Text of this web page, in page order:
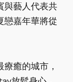
與藝人代表共
戀嘉年華將從
癒的城市，